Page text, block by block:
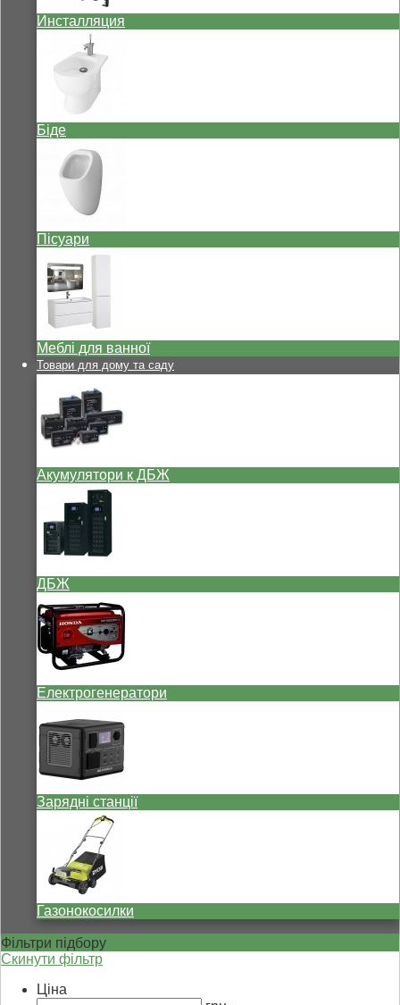
Инсталляция
Біде
Пісуари
Меблі для ванної
Товари для дому та саду
Акумулятори к ДБЖ
ДБЖ
Електрогенератори
Зарядні станції
Газонокосилки
Фільтри підбору
Скинути фільтр
Ціна